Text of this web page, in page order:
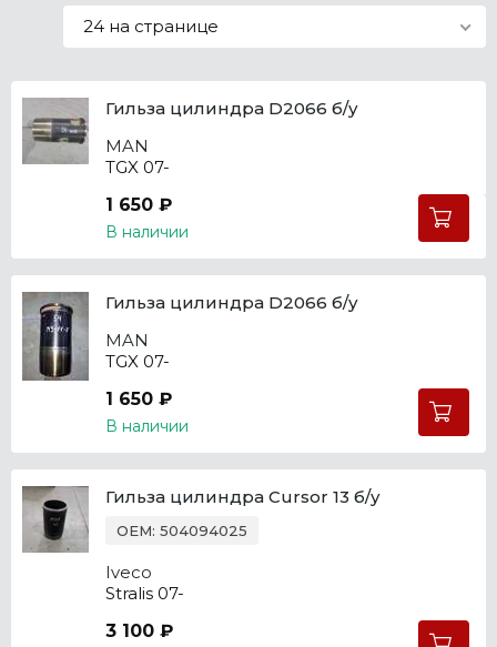
24 на странице
Гильза цилиндра D2066 б/у
MAN
TGX 07-
1 650 ₽
В наличии
Гильза цилиндра D2066 б/у
MAN
TGX 07-
1 650 ₽
В наличии
Гильза цилиндра Cursor 13 б/у
OEM: 504094025
Iveco
Stralis 07-
3 100 ₽